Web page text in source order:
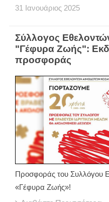
31 Ιανουάριος 2025
Σύλλογος
"Γέφυρα Ζωής":
προσφοράς
Προσφοράς του Συλλόγου
«Γέφυρα Ζωής»!